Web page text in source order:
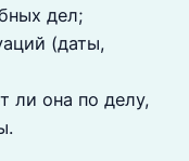
дел;
(даты,
ли она по делу,